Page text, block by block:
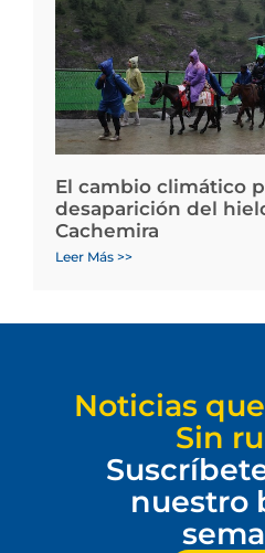
El cambio climático
desaparición del
Cachemira
Leer Más >>
Noticias
Sin
nuestro